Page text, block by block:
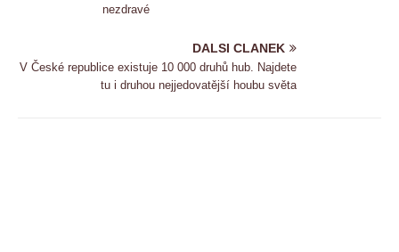
nezdravé
DALSI CLANEK
V České republice existuje 10 000 druhů hub. Najdete
tu i druhou nejjedovatější houbu světa